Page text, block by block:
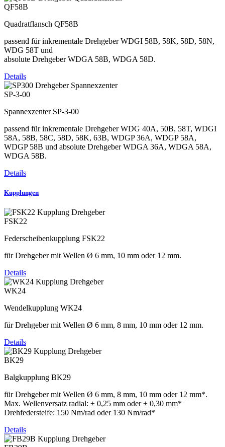
QF58B
Quadratflansch QF58B
passend für inkrementale Drehgeber WDGI 58B, 58K, 58D, 58N,
WDG 58T und
absolute Drehgeber WDGA 58B, WDGA 58D.
Details
SP-3-00
Spannexzenter SP-3-00
passend für inkrementale Drehgeber WDG 40A, 50B, 58T, WDGI
58A, 58B, 58C, 58D, 58K, 63B, WDGP 36A, WDGP 58A,
WDGP 58B und absolute Drehgeber WDGA 36A, WDGA 58A,
WDGA 58B.
Details
Kupplungen
FSK22
Federscheibenkupplung FSK22
für Drehgeber mit Wellen Ø 6 mm, 10 mm oder 12 mm.
Details
WK24
Wendelkupplung WK24
für Drehgeber mit Wellen Ø 6 mm, 8 mm, 10 mm oder 12 mm.
Details
BK29
Balgkupplung BK29
für Drehgeber mit Wellen Ø 6 mm, 8 mm, 10 mm oder 12 mm*.
Max. Wellenversatz radial: ± 0,25 mm oder ± 0,30 mm*
Drehfedersteife: 150 Nm/rad oder 130 Nm/rad*
Details